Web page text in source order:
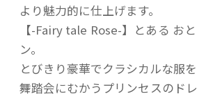
より魅力的に仕上げます。
【-Fairy tale Rose-】とある お
ン。
とびきり豪華でクラシカルな服
舞踏会にむかうプリンセスのド